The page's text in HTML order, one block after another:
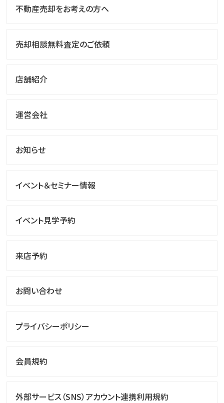
不動産売却をお考えの方へ
売却相談無料査定のご依頼
店舗紹介
運営会社
お知らせ
イベント＆セミナー情報
イベント見学予約
来店予約
お問い合わせ
プライバシーポリシー
会員規約
外部サービス（SNS）アカウント連携利用規約